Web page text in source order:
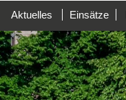
Aktuelles Einsätze